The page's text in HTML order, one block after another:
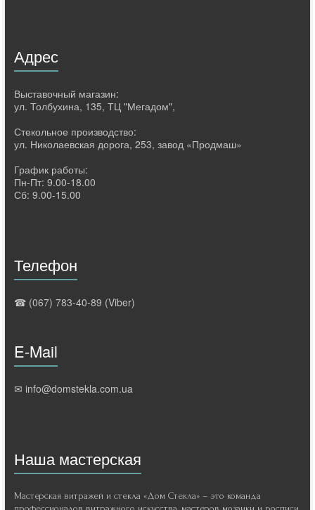
Адрес
Выставочный магазин:
ул. Толбухина, 135, ТЦ "Мегадом",
Стекольное производство:
ул. Николаевская дорога, 253, завод «Продмаш»
График работы:
Пн-Пт: 9.00-18.00
Сб: 9.00-15.00
Телефон
☎ (067) 783-40-89 (Viber)
E-Mail
✉ info@domstekla.com.ua
Наша мастерская
Мастерская витражей и стекла «Дом Стекла» – это команда